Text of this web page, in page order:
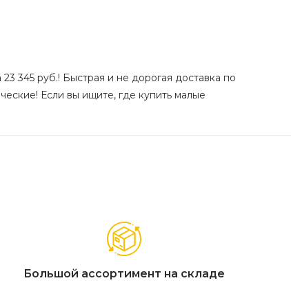
345 руб.! Быстрая и не дорогая доставка по
Если вы ищите, где купить малые
Большой ассортимент на складе